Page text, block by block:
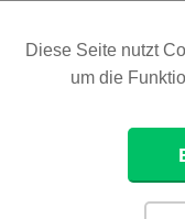
Diese Seite nutzt
um die